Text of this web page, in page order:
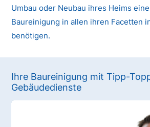
Umbau oder Neubau ihres Heims
Baureinigung in allen ihren Facetten
benötigen.
Ihre Baureinigung mit Tipp-
Gebäudedienste